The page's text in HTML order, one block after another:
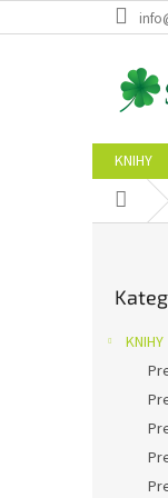
na
KNIHY
KNIHY